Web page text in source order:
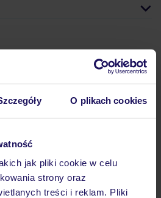
O plikach cookies
jak pliki cookie w celu
strony oraz
treści i reklam. Pliki